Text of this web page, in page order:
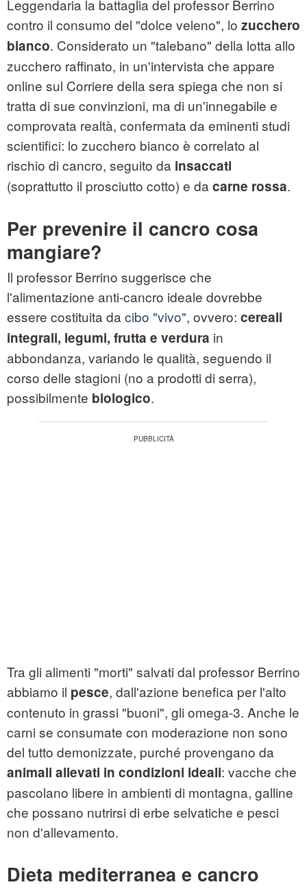
Leggendaria la battaglia del professor Berrino
contro il consumo del "dolce veleno", lo zucchero
bianco. Considerato un "talebano" della lotta allo
zucchero raffinato, in un'intervista che appare
online sul Corriere della sera spiega che non si
tratta di sue convinzioni, ma di un'innegabile e
comprovata realtà, confermata da eminenti studi
scientifici: lo zucchero bianco è correlato al
rischio di cancro, seguito da insaccati
(soprattutto il prosciutto cotto) e da carne rossa.
Per prevenire il cancro cosa
mangiare?
Il professor Berrino suggerisce che
l'alimentazione anti-cancro ideale dovrebbe
essere costituita da cibo "vivo", ovvero: cereali
integrali, legumi, frutta e verdura in
abbondanza, variando le qualità, seguendo il
corso delle stagioni (no a prodotti di serra),
possibilmente biologico.
Tra gli alimenti "morti" salvati dal professor Berrino
abbiamo il pesce, dall'azione benefica per l'alto
contenuto in grassi "buoni", gli omega-3. Anche le
carni se consumate con moderazione non sono
del tutto demonizzate, purché provengano da
animali allevati in condizioni ideali: vacche che
pascolano libere in ambienti di montagna, galline
che possano nutrirsi di erbe selvatiche e pesci
non d'allevamento.
Dieta mediterranea e cancro